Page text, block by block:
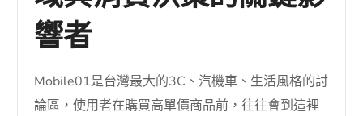
響者
Mobile01是台灣最大的3C、汽機車、生活風格的討
論區，使用者在購買高單價商品前，往往會到這裡